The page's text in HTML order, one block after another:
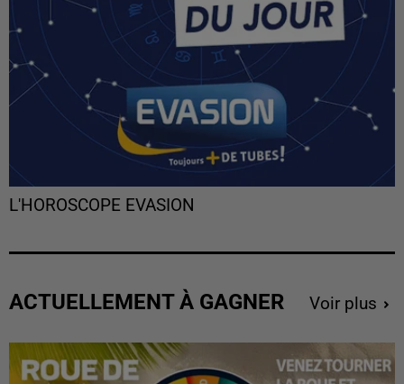
L'HOROSCOPE EVASION
ACTUELLEMENT À GAGNER Voir plus